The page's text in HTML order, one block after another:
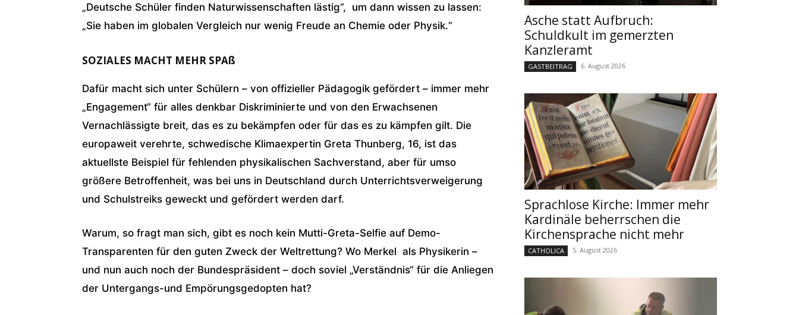
„Deutsche Schüler finden Naturwissenschaften lästig“, um dann wissen zu lassen:
„Sie haben im globalen Vergleich nur wenig Freude an Chemie oder Physik.“
SOZIALES MACHT MEHR SPAß
Dafür macht sich unter Schülern – von offizieller Pädagogik gefördert – immer mehr
„Engagement“ für alles denkbar Diskriminierte und von den Erwachsenen
Vernachlässigte breit, das es zu bekämpfen oder für das es zu kämpfen gilt. Die
europaweit verehrte, schwedische Klimaexpertin Greta Thunberg, 16, ist das
aktuellste Beispiel für fehlenden physikalischen Sachverstand, aber für umso
größere Betroffenheit, was bei uns in Deutschland durch Unterrichtsverweigerung
und Schulstreiks geweckt und gefördert werden darf.
Warum, so fragt man sich, gibt es noch kein Mutti-Greta-Selfie auf Demo-
Transparenten für den guten Zweck der Weltrettung? Wo Merkel als Physikerin –
und nun auch noch der Bundespräsident – doch soviel „Verständnis“ für die Anliegen
der Untergangs-und Empörungsgedopten hat?
Asche statt Aufbruch:
Schuldkult im gemerzten
Kanzleramt
GASTBEITRAG 6. August 2026
Sprachlose Kirche: Immer mehr
Kardinäle beherrschen die
Kirchensprache nicht mehr
CATHOLICA 5. August 2026